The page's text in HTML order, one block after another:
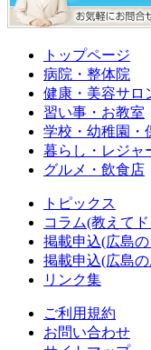
トップページ
病院・整体院
健康・美容サロ
習い事・お教室
学校・幼稚園・
暮らし・レジャ
グルメ・飲食店
トピックス
コラム(教えて
掲載申込(広島
掲載申込(広島
リンク集
ご利用規約
お問い合わせ